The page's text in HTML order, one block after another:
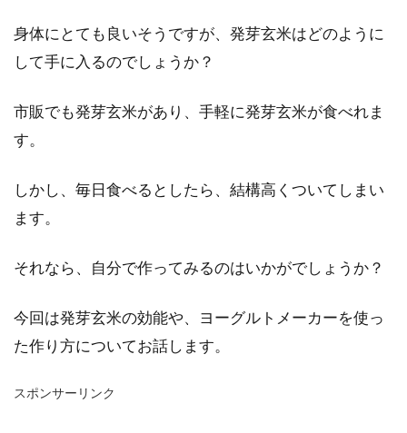
身体にとても良いそうですが、発芽玄米はどのように
して手に入るのでしょうか？
市販でも発芽玄米があり、手軽に発芽玄米が食べれま
す。
しかし、毎日食べるとしたら、結構高くついてしまい
ます。
それなら、自分で作ってみるのはいかがでしょうか？
今回は発芽玄米の効能や、ヨーグルトメーカーを使っ
た作り方についてお話します。
スポンサーリンク